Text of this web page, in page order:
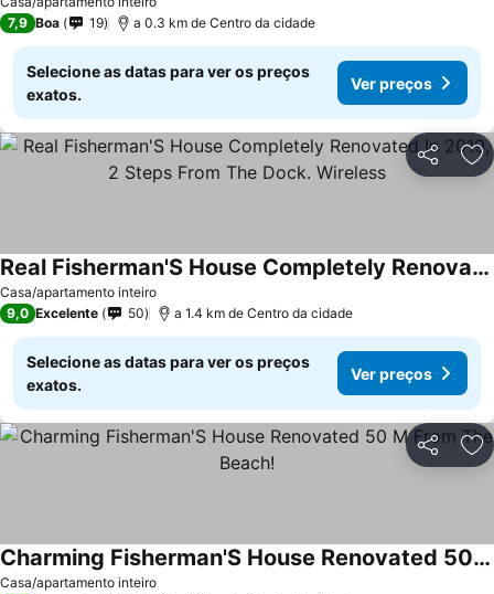
7,9 Boa 19 a 0.3 km de Centro da cidade
Selecione as datas para ver os preços
exatos.
Ver preços
Partilhar
Casa/apartamento inteiro
Real Fisherman'S House Completely Renovated In 2019, 2 Steps From The Dock. Wireless
9,0 Excelente 50 a 1.4 km de Centro da cidade
Selecione as datas para ver os preços
exatos.
Ver preços
Partilhar
Casa/apartamento inteiro
Charming Fisherman'S House Renovated 50 M From The Beach!